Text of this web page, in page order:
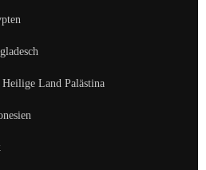
Land Palästina